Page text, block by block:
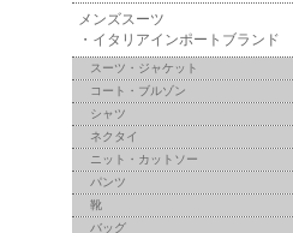
メンズスーツ
・イタリアインポートブランド
スーツ・ジャケット
コート・ブルゾン
シャツ
ネクタイ
ニット・カットソー
パンツ
靴
バッグ